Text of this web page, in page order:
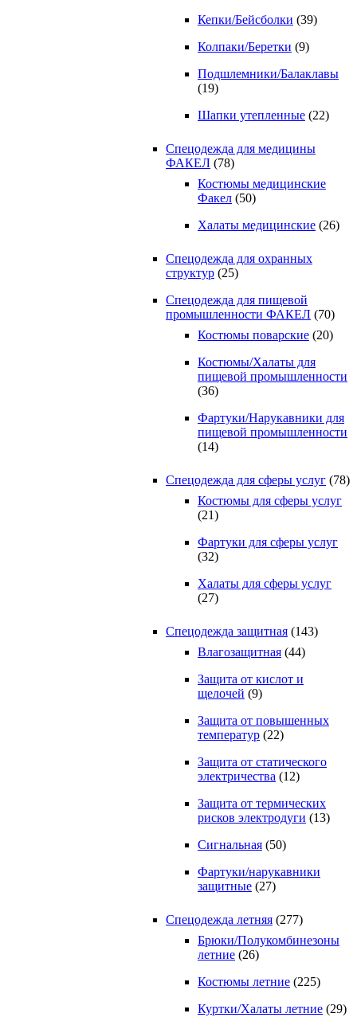
Кепки/Бейсболки (39)
Колпаки/Беретки (9)
Подшлемники/Балаклавы
(19)
Шапки утепленные (22)
Спецодежда для медицины
ФАКЕЛ (78)
Костюмы медицинские
Факел (50)
Халаты медицинские (26)
Спецодежда для охранных
структур (25)
Спецодежда для пищевой
промышленности ФАКЕЛ (70)
Костюмы поварские (20)
Костюмы/Халаты для
пищевой промышленности
(36)
Фартуки/Нарукавники для
пищевой промышленности
(14)
Спецодежда для сферы услуг (78)
Костюмы для сферы услуг
(21)
Фартуки для сферы услуг
(32)
Халаты для сферы услуг
(27)
Спецодежда защитная (143)
Влагозащитная (44)
Защита от кислот и
щелочей (9)
Защита от повышенных
температур (22)
Защита от статического
электричества (12)
Защита от термических
рисков электродуги (13)
Сигнальная (50)
Фартуки/нарукавники
защитные (27)
Спецодежда летняя (277)
Брюки/Полукомбинезоны
летние (26)
Костюмы летние (225)
Куртки/Халаты летние (29)